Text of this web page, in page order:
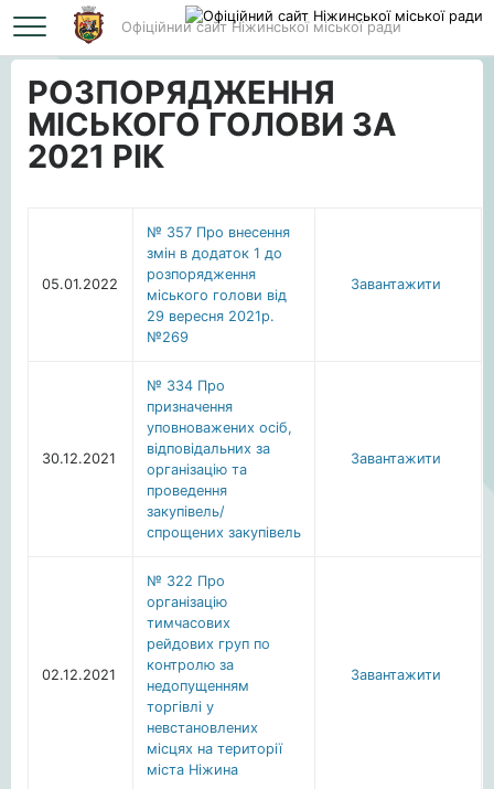
Офіційний сайт Ніжинської міської ради
Головна РОЗПОРЯДЖЕННЯ МІСЬКОГО ГОЛОВИ ЗА 2021 РІК
РОЗПОРЯДЖЕННЯ
МІСЬКОГО ГОЛОВИ ЗА
2021 РІК
05.01.2022
№ 357 Про внесення
змін в додаток 1 до
розпорядження
міського голови від
29 вересня 2021р.
№269
Завантажити
30.12.2021
№ 334 Про
призначення
уповноважених осіб,
відповідальних за
організацію та
проведення
закупівель/
спрощених закупівель
Завантажити
02.12.2021
№ 322 Про
організацію
тимчасових
рейдових груп по
контролю за
недопущенням
торгівлі у
невстановлених
місцях на території
міста Ніжина
Завантажити